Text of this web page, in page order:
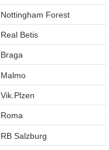
Nottingham Forest
Real Betis
Braga
Malmo
Vik.Plzen
Roma
RB Salzburg